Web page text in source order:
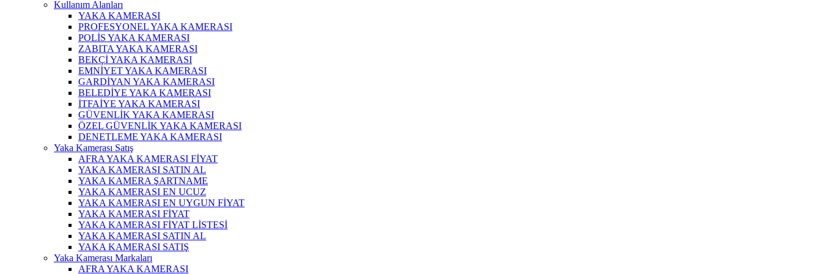
Kullanım Alanları
YAKA KAMERASI
PROFESYONEL YAKA KAMERASI
POLİS YAKA KAMERASI
ZABITA YAKA KAMERASI
BEKÇİ YAKA KAMERASI
EMNİYET YAKA KAMERASI
GARDİYAN YAKA KAMERASI
BELEDİYE YAKA KAMERASI
İTFAİYE YAKA KAMERASI
GÜVENLİK YAKA KAMERASI
ÖZEL GÜVENLİK YAKA KAMERASI
DENETLEME YAKA KAMERASI
Yaka Kamerası Satış
AFRA YAKA KAMERASI FİYAT
YAKA KAMERASI SATIN AL
YAKA KAMERA ŞARTNAME
YAKA KAMERASI EN UCUZ
YAKA KAMERASI EN UYGUN FİYAT
YAKA KAMERASI FİYAT
YAKA KAMERASI FİYAT LİSTESİ
YAKA KAMERASI SATIN AL
YAKA KAMERASI SATIŞ
Yaka Kamerası Markaları
AFRA YAKA KAMERASI